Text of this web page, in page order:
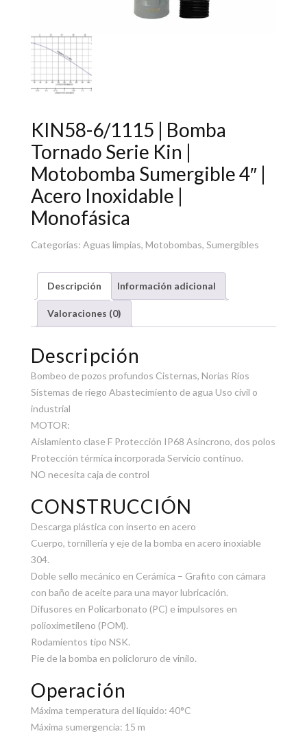
KIN58-6/1115 | Bomba
Tornado Serie Kin |
Motobomba Sumergible 4″ |
Acero Inoxidable |
Monofásica
Categorías: Aguas limpias, Motobombas, Sumergibles
Descripción Información adicional
Valoraciones (0)
Descripción
Bombeo de pozos profundos Cisternas, Norias Ríos
Sistemas de riego Abastecimiento de agua Uso civil o
industrial
MOTOR:
Aislamiento clase F Protección IP68 Asíncrono, dos polos
Protección térmica incorporada Servicio continuo.
NO necesita caja de control
CONSTRUCCIÓN
Descarga plástica con inserto en acero
Cuerpo, tornillería y eje de la bomba en acero inoxiable
304.
Doble sello mecánico en Cerámica – Grafito con cámara
con baño de aceite para una mayor lubricación.
Difusores en Policarbonato (PC) e impulsores en
polioximetileno (POM).
Rodamientos tipo NSK.
Pie de la bomba en policloruro de vinilo.
Operación
Máxima temperatura del líquido: 40°C
Máxima sumergencia: 15 m